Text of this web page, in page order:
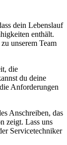
dein Lebenslauf
enthält.
unserem Team
die
du deine
Anforderungen
Anschreiben, das
zeigt. Lass uns
Servicetechniker